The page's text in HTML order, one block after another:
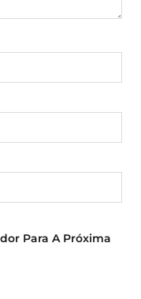
Para A Próxima